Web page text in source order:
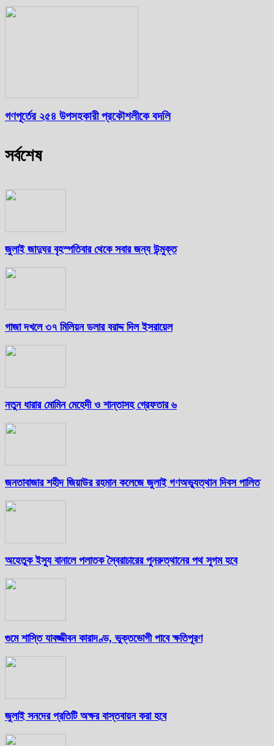
গণপূর্তের ২৫৪ উপসহকারী প্রকৌশলীকে বদলি
সর্বশেষ
জুলাই জাদুঘর বৃহস্পতিবার থেকে সবার জন্য উন্মুক্ত
গাজা দখলে ৩৭ মিলিয়ন ডলার বরাদ্দ দিল ইসরায়েল
নতুন ধারার মোমিন মেহেদী ও শান্তাসহ গ্রেফতার ৬
জনতাবাজার শহীদ জিয়াউর রহমান কলেজে জুলাই গণঅভ্যুত্থান দিবস পালিত
অহেতুক ইস্যু বানালে পলাতক স্বৈরাচারের পুনরুত্থানের পথ সুগম হবে
গুমে শাস্তি যাবজ্জীবন কারাদণ্ড, ভুক্তভোগী পাবে ক্ষতিপূরণ
জুলাই সনদের প্রতিটি অক্ষর বাস্তবায়ন করা হবে